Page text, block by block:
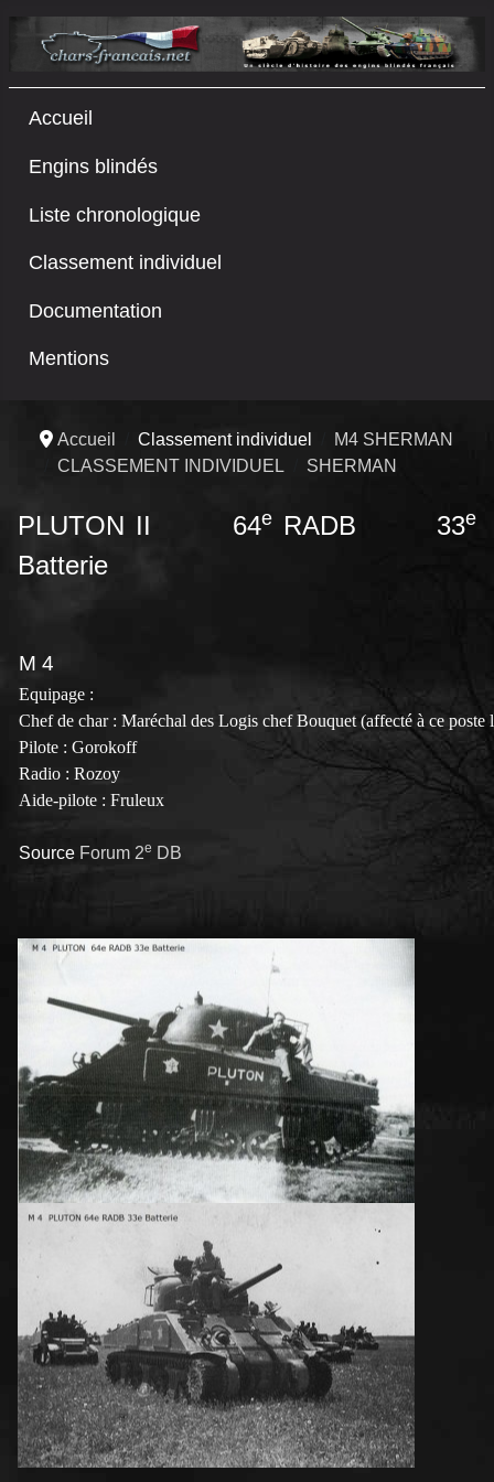
Accueil
Engins blindés
Liste chronologique
Classement individuel
Documentation
Mentions
Accueil Classement individuel
M4 SHERMAN
CLASSEMENT INDIVIDUEL
SHERMAN
PLUTON II 64eRADB 33e
Batterie
M 4
Equipage :
Chef de char : Maréchal des Logis chef Bouquet (affecté à ce poste
Pilote : Gorokoff
Radio : Rozoy
Aide-pilote : Fruleux
Source Forum 2e DB